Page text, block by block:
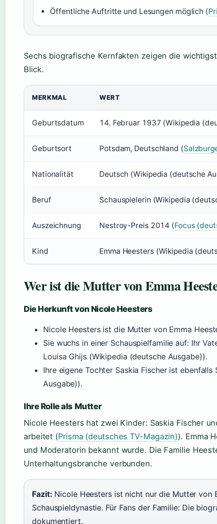
Öffentliche Auftritte und Lesungen möglich (
Sechs biografische Kernfakten zeigen die
Blick.
MERKMAL WERT
Geburtsdatum 14. Februar 1937 (Wikipedia
Geburtsort Potsdam, Deutschland (
Nationalität Deutsch (Wikipedia (deutsche
Beruf Schauspielerin (Wikipedia
Auszeichnung Nestroy-Preis 2014 (Focus
Kind Emma Heesters (Wikipedia
Wer ist die Mutter von Emma
Die Herkunft von Nicole Heesters
Nicole Heesters ist die Mutter von Emma
Sie wuchs in einer Schauspielfamilie auf: Ihr
Louisa Ghijs (Wikipedia (deutsche Ausgabe)).
Ihre eigene Tochter Saskia Fischer ist
Ausgabe)).
Ihre Rolle als Mutter
Nicole Heesters hat zwei Kinder: Saskia Fischer
arbeitet (Prisma (deutsches TV-Magazin)). Emma
und Moderatorin bekannt wurde. Die Familie
Unterhaltungsbranche verbunden.
Fazit: Nicole Heesters ist nicht nur die Mutter von
Schauspieldynastie. Für Fans der Familie: Die
dokumentiert.